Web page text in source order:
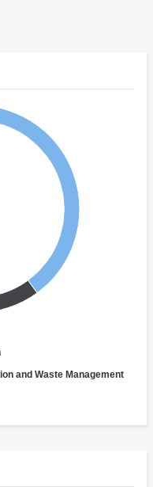
and Waste Management